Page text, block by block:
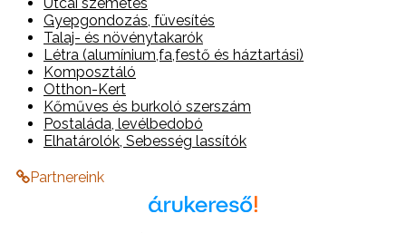
Gyepgondozás, füvesítés
Talaj- és növénytakarók
Létra (alumínium,fa,festő és háztartási)
Komposztáló
Otthon-Kert
Kőműves és burkoló szerszám
Postaláda, levélbedobó
Elhatárolók, Sebesség lassítók
Partnereink